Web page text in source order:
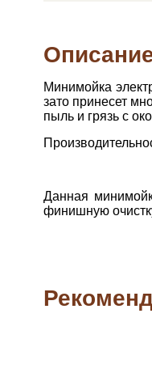
Минимойка
зато принесет
пыль и грязь с
Данная
финишную